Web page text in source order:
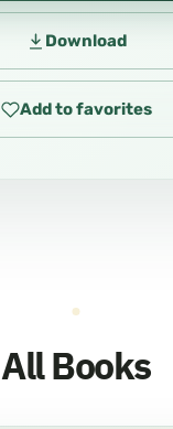
Download
Add to favorites
All Books